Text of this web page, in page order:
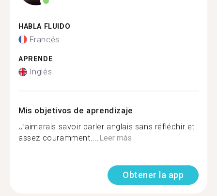
HABLA FLUIDO
Francés
APRENDE
Inglés
Mis objetivos de aprendizaje
J’aimerais savoir parler anglais sans réfléchir et
assez couramment....Leer más
Obtener la app